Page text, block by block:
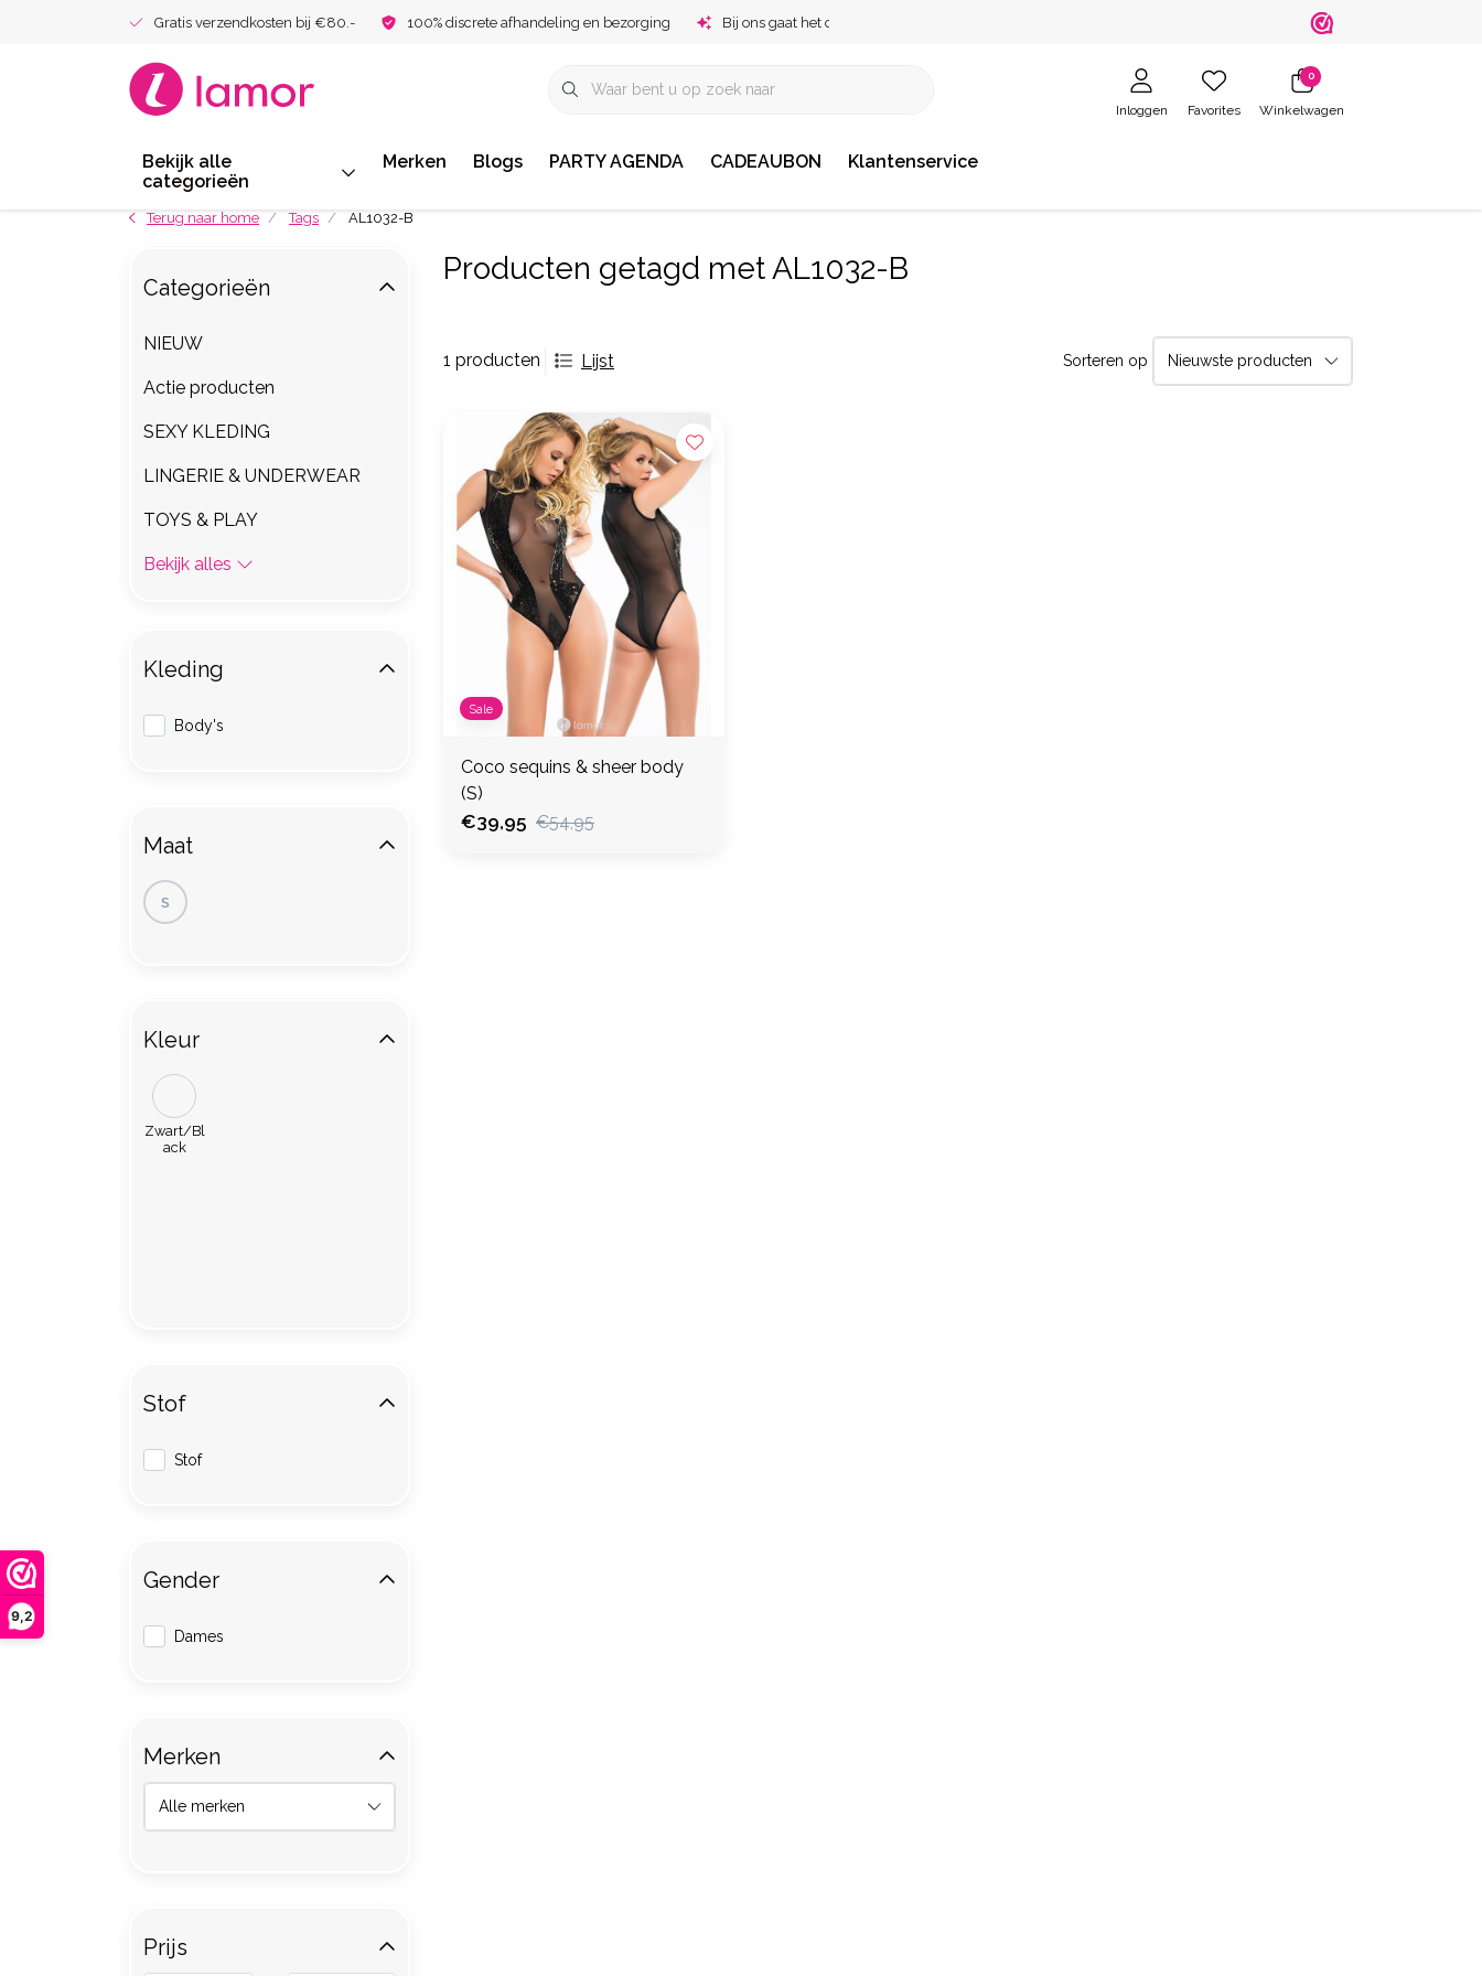
9,2
Gratis verzendkosten bij €80.- 100% discrete afhandeling en bezorging Bij ons gaat het om jou!
Inloggen Favorites
0
Winkelwagen
Bekijk alle
categorieën
Merken Blogs PARTY AGENDA CADEAUBON Klantenservice
Terug naar home Tags AL1032-B
Producten getagd met AL1032-B
1 producten Lijst Sorteren op
Sale
Coco sequins & sheer body
(S)
€39,95 €54,95
Categorieën
NIEUW
Actie producten
SEXY KLEDING
LINGERIE & UNDERWEAR
TOYS & PLAY
Bekijk alles
Kleding
Body's
Maat
S
Kleur
Zwart/Bl
ack
Stof
Stof
Gender
Dames
Merken
Prijs